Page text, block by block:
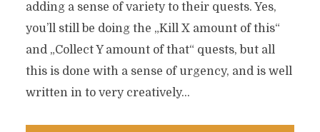
adding a sense of variety to their quests. Yes,
you’ll still be doing the „Kill X amount of this“
and „Collect Y amount of that“ quests, but all
this is done with a sense of urgency, and is well
written in to very creatively...